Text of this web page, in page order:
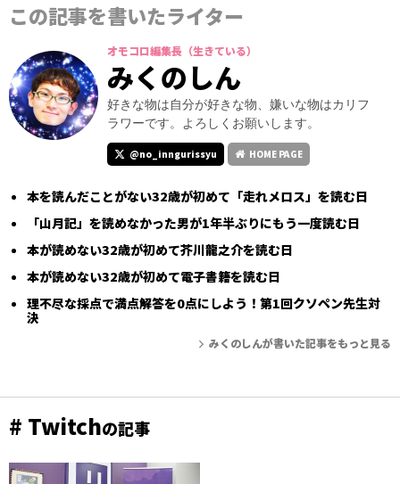
この記事を書いたライター
オモコロ編集長（生きている）
みくのしん
好きな物は自分が好きな物、嫌いな物はカリフ
ラワーです。よろしくお願いします。
@no_inngurissyu HOME PAGE
本を読んだことがない32歳が初めて「走れメロス」を読む日
「山月記」を読めなかった男が1年半ぶりにもう一度読む日
本が読めない32歳が初めて芥川龍之介を読む日
本が読めない32歳が初めて電子書籍を読む日
理不尽な採点で満点解答を0点にしよう！第1回クソペン先生対
決
みくのしんが書いた記事をもっと見る
# Twitchの記事